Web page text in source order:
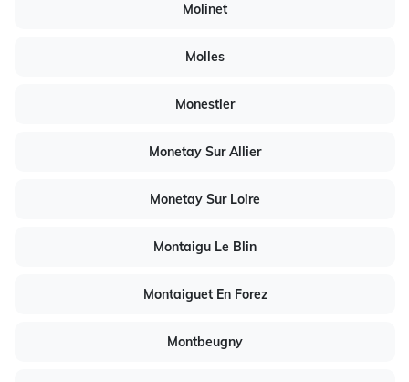
Molinet
Molles
Monestier
Monetay Sur Allier
Monetay Sur Loire
Montaigu Le Blin
Montaiguet En Forez
Montbeugny